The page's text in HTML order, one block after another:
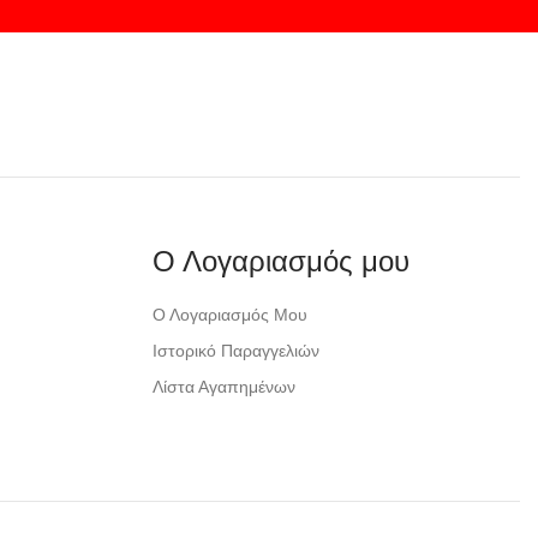
Ο Λογαριασμός μου
Ο Λογαριασμός Μου
Ιστορικό Παραγγελιών
Λίστα Αγαπημένων